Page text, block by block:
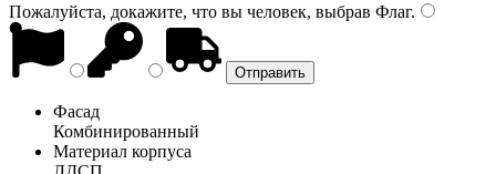
Пожалуйста, докажите, что вы человек, выбрав Флаг.
Фасад
Комбинированный
Материал корпуса